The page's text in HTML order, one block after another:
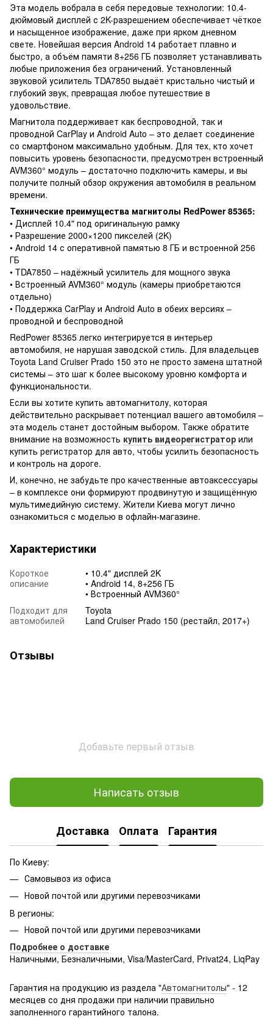
Эта модель вобрала в себя передовые технологии: 10.4-
дюймовый дисплей с 2K-разрешением обеспечивает чёткое
и насыщенное изображение, даже при ярком дневном
свете. Новейшая версия Android 14 работает плавно и
быстро, а объём памяти 8+256 ГБ позволяет устанавливать
любые приложения без ограничений. Установленный
звуковой усилитель TDA7850 выдаёт кристально чистый и
глубокий звук, превращая любое путешествие в
удовольствие.
Магнитола поддерживает как беспроводной, так и
проводной CarPlay и Android Auto – это делает соединение
со смартфоном максимально удобным. Для тех, кто хочет
повысить уровень безопасности, предусмотрен встроенный
AVM360° модуль – достаточно подключить камеры, и вы
получите полный обзор окружения автомобиля в реальном
времени.
Технические преимущества магнитолы RedPower 85365:
• Дисплей 10.4" под оригинальную рамку
• Разрешение 2000×1200 пикселей (2K)
• Android 14 с оперативной памятью 8 ГБ и встроенной 256
ГБ
• TDA7850 – надёжный усилитель для мощного звука
• Встроенный AVM360° модуль (камеры приобретаются
отдельно)
• Поддержка CarPlay и Android Auto в обеих версиях –
проводной и беспроводной
RedPower 85365 легко интегрируется в интерьер
автомобиля, не нарушая заводской стиль. Для владельцев
Toyota Land Cruiser Prado 150 это не просто замена штатной
системы – это шаг к более высокому уровню комфорта и
функциональности.
Если вы хотите купить автомагнитолу, которая
действительно раскрывает потенциал вашего автомобиля –
эта модель станет достойным выбором. Также обратите
внимание на возможность купить видеорегистратор или
купить регистратор для авто, чтобы усилить безопасность
и контроль на дороге.
И, конечно, не забудьте про качественные автоаксессуары
– в комплексе они формируют продвинутую и защищённую
мультимедийную систему. Жители Киева могут лично
ознакомиться с моделью в офлайн-магазине.
Характеристики
Короткое
описание
• 10.4" дисплей 2K
• Android 14, 8+256 ГБ
• Встроенный AVM360°
Подходит для
автомобилей
Toyota
Land Cruiser Prado 150 (рестайл, 2017+)
Отзывы
Добавьте первый отзыв
Написать отзыв
Доставка Оплата Гарантия
По Киеву:
Самовывоз из офиса
Новой почтой или другими перевозчиками
В регионы:
Новой почтой или другими перевозчиками
Подробнее о доставке
Наличными, Безналичными, Visa/MasterCard, Privat24, LiqPay
g361hhadsek/p3316040/#
Гарантия на продукцию из раздела "Автомагнитолы" - 12
месяцев со дня продажи при наличии правильно
заполненного гарантийного талона.